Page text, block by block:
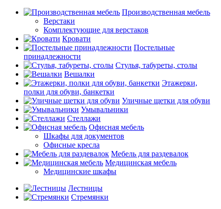
Производственная мебель
Верстаки
Комплектующие для верстаков
Кровати
Постельные
принадлежности
Стулья, табуреты, столы
Вешалки
Этажерки,
полки для обуви, банкетки
Уличные щетки для обуви
Умывальники
Стеллажи
Офисная мебель
Шкафы для документов
Офисные кресла
Мебель для раздевалок
Медицинская мебель
Медицинские шкафы
Лестницы
Стремянки